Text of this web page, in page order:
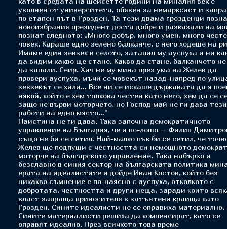
уволнен от университета, обявен за немарксист и
по етапен път в Грозден. Та тези двама грозденци
новоизбрания президент доста добре и разказали на
познат следното: „Много добър, много умен, много
човек. Караше едно зелено балканче, с него ходеше на
Имаме един зевзек в селото, затапил му ауспуха и ни
да видим какво ще стане. Какво да стане, балканчето
да запали. Сеир. Хич не му мина през ума на Желев да
провери ауспуха, мъчи се човекът назад-напред по
зевзекът се хили… Все ни се искаше държавата да я
някой, който е хем толкова честен като него, хем да се
защо не върви моторчето, но Господ май не ги дава тези
работи на едно място…“
Наистина не ги дава. Така започна демократичното
управление на България, че и по-лошо – Филип
също не би се сетил. Най-малко пък би се сетил, че
Желев ще подпуши с честността си немощното
моторче на българското управление. Така набързо и
безславно в синия сектор на българската политика
ерата на идеалистите и дойде Иван Костов, който без
никакво съмнение е по-наясно с ауспуха, отколкото с
добротата, честността и други неща, заради които
власт запраща приносителя в затънтени краища като
Грозден. Сините идеалисти не се оправиха материално.
Сините материалисти решиха да компенсират, като се
оправят идеално. През всичкото това време